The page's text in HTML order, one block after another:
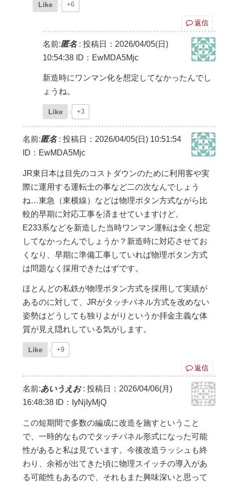
Like +6
返信
名前:匿名: 投稿日：2026/04/05(日)
10:54:38 ID：EwMDA5Mjc
新造時にワンマン化を想定してなかったんでし
ょうね。
Like +3
名前:匿名: 投稿日：2026/04/05(日) 10:51:54
ID：EwMDA5Mjc
JR東日本は目先のコストダウンのために利用客や実
際に運用する運転士の事など二の次なんでしょう
ね…東急（東横線）などは物理ボタン方式ながら比
較的早期に対応工事を済ませていますけど。
E233系などを新造した当時ワンマン運転は全く想定
してなかったんでしょうか？新造時に対応させてお
くなり、早期に準備工事していれば物理ボタン方式
は問題なく採用できたはずです。
ほとんどの私鉄が物理ボタン方式を採用して実績が
あるのに対して、JRがタッチパネル方式を改めない
姿勢はどうしても独りよがりというか拝金主義な体
質が見え隠れしている気がします。
Like +9
返信
名前:あいうえお: 投稿日：2026/04/06(月)
16:48:38 ID：IyNjIyMjQ
この短期間で多数の編成に改造を施すということ
で、一時的なものでタッチパネル形式になった可能
性があると私は見ています。今後改造ラッシュも終
わり、余裕が出てきた頃に物理スイッチの導入があ
る可能性もあるので、それもまた興味深いと思って